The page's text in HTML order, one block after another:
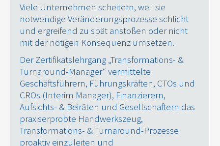
Viele Unternehmen scheitern, weil sie
notwendige Veränderungsprozesse schlicht
und ergreifend zu spät anstoßen oder nicht
mit der nötigen Konsequenz umsetzen.
Der Zertifikatslehrgang „Transformations- &
Turnaround-Manager“ vermittelte
Geschäftsführern, Führungskräften, CTOs und
CROs (Interim Manager), Finanzierern,
Aufsichts- & Beiräten und Gesellschaftern das
praxiserprobte Handwerkszeug,
Transformations- & Turnaround-Prozesse
proaktiv einzuleiten und